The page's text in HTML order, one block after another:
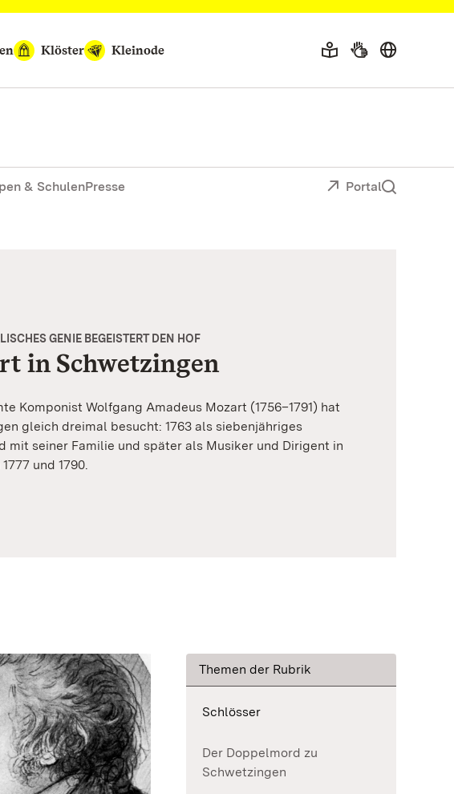
Klöster Kleinode
& SchulenPresse Portal
GENIE BEGEISTERT DEN HOF
in Schwetzingen
Komponist Wolfgang Amadeus Mozart (1756–1791) hat
gleich dreimal besucht: 1763 als siebenjähriges
mit seiner Familie und später als Musiker und Dirigent in
und 1790.
Themen der Rubrik
Schlösser
Der Doppelmord zu
Schwetzingen